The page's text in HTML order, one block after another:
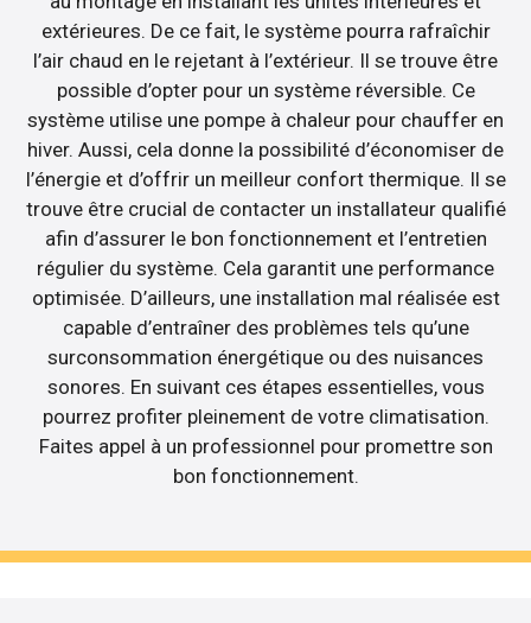
extérieures. De ce fait, le système pourra rafraîchir
l’air chaud en le rejetant à l’extérieur. Il se trouve être
possible d’opter pour un système réversible. Ce
système utilise une pompe à chaleur pour chauffer en
hiver. Aussi, cela donne la possibilité d’économiser de
l’énergie et d’offrir un meilleur confort thermique. Il se
trouve être crucial de contacter un installateur qualifié
afin d’assurer le bon fonctionnement et l’entretien
régulier du système. Cela garantit une performance
optimisée. D’ailleurs, une installation mal réalisée est
capable d’entraîner des problèmes tels qu’une
surconsommation énergétique ou des nuisances
sonores. En suivant ces étapes essentielles, vous
pourrez profiter pleinement de votre climatisation.
Faites appel à un professionnel pour promettre son
bon fonctionnement.